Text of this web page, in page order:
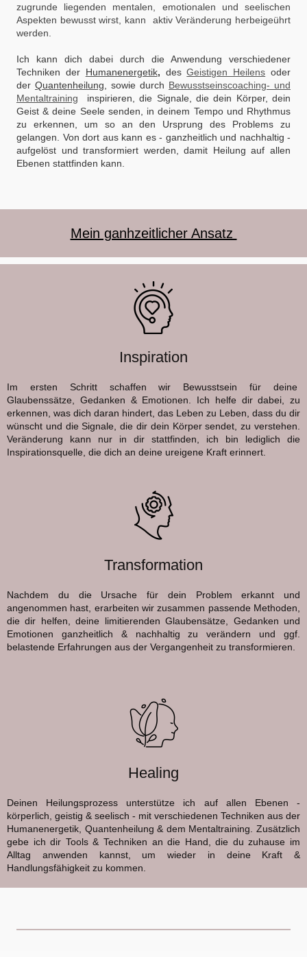
zugrunde liegenden mentalen, emotionalen und seelischen
Aspekten bewusst wirst, kann aktiv Veränderung herbeigeührt
werden.
Ich kann dich dabei durch die Anwendung verschiedener
Techniken der Humanenergetik, desGeistigen Heilens oder
der Quantenheilung , sowie durch Bewusstseinscoaching- und
Mentaltraining
inspirieren, die Signale, die dein Körper, dein
Geist & deine Seele senden, in deinem Tempo und Rhythmus
zu erkennen, um so an den Ursprung des Problems zu
gelangen. Von dort aus kann es - ganzheitlich und nachhaltig -
aufgelöst und transformiert werden, damit Heilung auf allen
Ebenen stattfinden kann.
Mein ganhzeitlicher Ansatz
Inspiration
Im ersten Schritt schaffen wir Bewusstsein für deine
Glaubenssätze, Gedanken & Emotionen. Ich helfe dir dabei, zu
erkennen, was dich daran hindert, das Leben zu Leben, dass du dir
wünscht und die Signale, die dir dein Körper sendet, zu verstehen.
Veränderung kann nur in dir stattfinden, ich bin lediglich die
Inspirationsquelle, die dich an deine ureigene Kraft erinnert.
Transformation
Nachdem du die Ursache für dein Problem erkannt und
angenommen hast, erarbeiten wir zusammen passende Methoden,
die dir helfen, deine limitierenden Glaubensätze, Gedanken und
Emotionen ganzheitlich & nachhaltig zu verändern und ggf.
belastende Erfahrungen aus der Vergangenheit zu transformieren.
Healing
Deinen Heilungsprozess unterstütze ich auf allen Ebenen -
körperlich, geistig & seelisch - mit verschiedenen Techniken aus der
Humanenergetik, Quantenheilung & dem Mentaltraining. Zusätzlich
gebe ich dir Tools & Techniken an die Hand, die du zuhause im
Alltag anwenden kannst, um wieder in deine Kraft &
Handlungsfähigkeit zu kommen.